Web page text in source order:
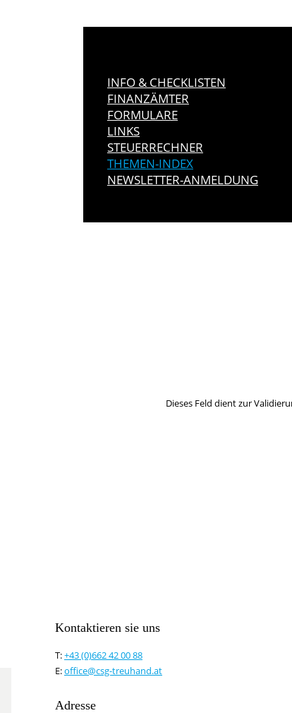
INFO & CHECKLISTEN
FINANZÄMTER
FORMULARE
LINKS
STEUERRECHNER
THEMEN-INDEX
NEWSLETTER-ANMELDUNG
Dieses Feld dient zur
Kontaktieren sie uns
T:+43 (0)662 42 00 88
E:office@csg-treuhand.at
Adresse